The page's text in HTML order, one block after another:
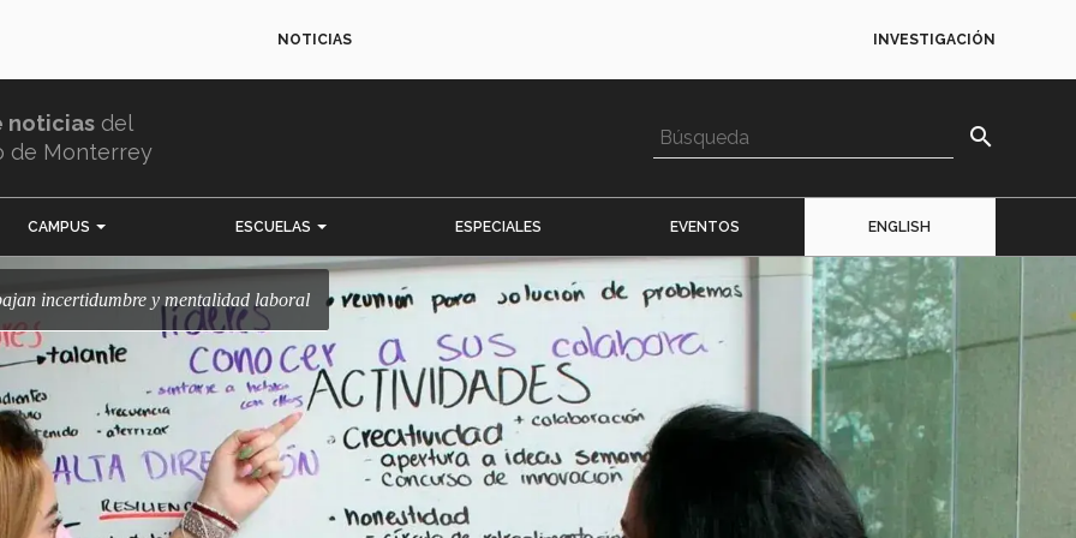
NOTICIAS INVESTIGACIÓN
noticias del
de Monterrey
search
CAMPUS ESCUELAS ESPECIALES EVENTOS ENGLISH
incertidumbre y mentalidad laboral